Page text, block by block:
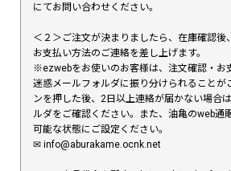
にてお問い合わせください。
＜２＞ご注文が決まりましたら、在庫確認後
お支払い方法のご連絡を差し上げます。
※ezwebをお使いのお客様は、注文確認・お
迷惑メールフォルダに振り分けられることが
ンを押した後、2日以上連絡が届かない場合
ルダをご確認ください。また、油亀のweb通
可能な状態にご設定ください。
✉︎ info@aburakame.ocnk.net